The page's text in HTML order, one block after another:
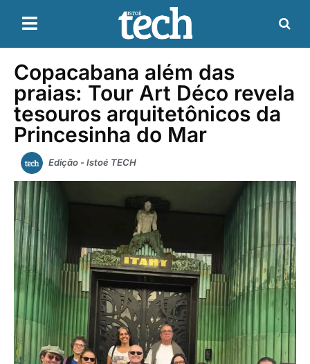
Copacabana além das
praias: Tour Art Déco revela
tesouros arquitetônicos da
Princesinha do Mar
Edição - Istoé TECH